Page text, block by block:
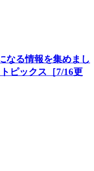
なる情報を集めまし
ピックス［7/16更